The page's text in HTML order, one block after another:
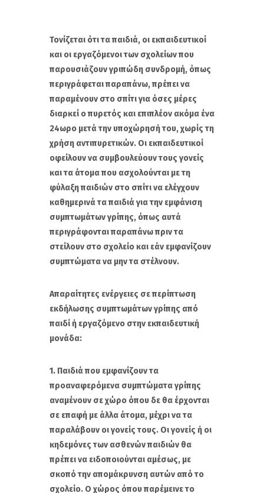
Τονίζεται ότι τα παιδιά, οι εκπαιδευτικοί
και οι εργαζόμενοι των σχολείων που
παρουσιάζουν γριπώδη συνδρομή, όπως
περιγράφεται παραπάνω, πρέπει να
παραμένουν στο σπίτι για όσες μέρες
διαρκεί ο πυρετός και επιπλέον ακόμα ένα
24ωρο μετά την υποχώρησή του, χωρίς τη
χρήση αντιπυρετικών. Οι εκπαιδευτικοί
οφείλουν να συμβουλεύουν τους γονείς
και τα άτομα που ασχολούνται με τη
φύλαξη παιδιών στο σπίτι να ελέγχουν
καθημερινά τα παιδιά για την εμφάνιση
συμπτωμάτων γρίπης, όπως αυτά
περιγράφονται παραπάνω πριν τα
στείλουν στο σχολείο και εάν εμφανίζουν
συμπτώματα να μην τα στέλνουν.
Απαραίτητες ενέργειες σε περίπτωση
εκδήλωσης συμπτωμάτων γρίπης από
παιδί ή εργαζόμενο στην εκπαιδευτική
μονάδα:
1. Παιδιά που εμφανίζουν τα
προαναφερόμενα συμπτώματα γρίπης
αναμένουν σε χώρο όπου δε θα έρχονται
σε επαφή με άλλα άτομα, μέχρι να τα
παραλάβουν οι γονείς τους. Οι γονείς ή οι
κηδεμόνες των ασθενών παιδιών θα
πρέπει να ειδοποιούνται αμέσως, με
σκοπό την απομάκρυνση αυτών από το
σχολείο. Ο χώρος όπου παρέμεινε το